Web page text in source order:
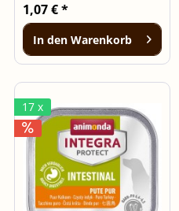
1,07 € *
In den Warenkorb
17 x